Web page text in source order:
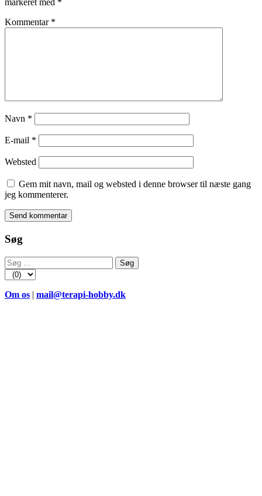
markeret med *
Kommentar *
Navn *
E-mail *
Websted
Gem mit navn, mail og websted i denne browser til næste gang
jeg kommenterer.
Søg
Søg
efter:
Om os | mail@terapi-hobby.dk